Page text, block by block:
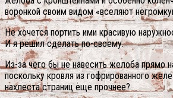
воронкой своим видом «вселяют
Не хочется портить ими красивую
И я решил сделать по-своему.
Из-за чего бы не навесить желоба прямо
поскольку кровля из гофрированного
нахлеста страниц еще прочнее?